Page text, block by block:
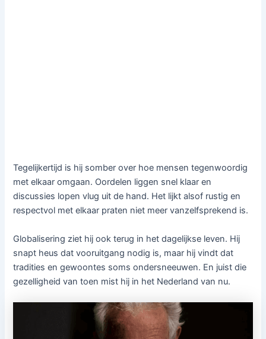
Tegelijkertijd is hij somber over hoe mensen tegenwoordig
met elkaar omgaan. Oordelen liggen snel klaar en
discussies lopen vlug uit de hand. Het lijkt alsof rustig en
respectvol met elkaar praten niet meer vanzelfsprekend is.
Globalisering ziet hij ook terug in het dagelijkse leven. Hij
snapt heus dat vooruitgang nodig is, maar hij vindt dat
tradities en gewoontes soms ondersneeuwen. En juist die
gezelligheid van toen mist hij in het Nederland van nu.